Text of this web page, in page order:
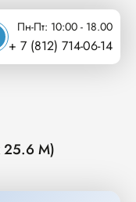
Пн-Пт: 10:00 - 18.00
+ 7 (812) 714-06-14
М)